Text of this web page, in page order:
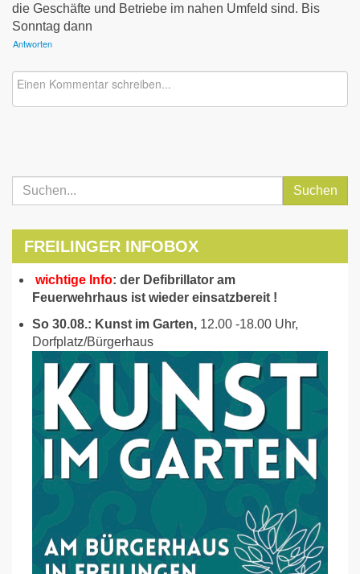
die Geschäfte und Betriebe im nahen Umfeld sind. Bis
Sonntag dann
Antworten
Suchen
FREILINGER INFOBOX
wichtige Info: der Defibrillator am
Feuerwehrhaus ist wieder einsatzbereit !
So 30.08.: Kunst im Garten, 12.00 -18.00 Uhr,
Dorfplatz/Bürgerhaus